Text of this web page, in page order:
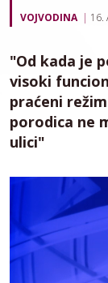
VOJVODINA 16.
"Od kada je
visoki
praćeni
porodica ne
ulici"